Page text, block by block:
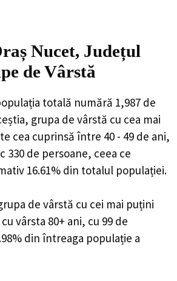
Nucet, Județul
de Vârstă
totală numără 1,987 de
grupa de vârstă cu cea mai
cea cuprinsă între 40 - 49 de ani,
330 de persoane, ceea ce
16.61% din totalul populației.
de vârstă cu cei mai puțini
vârsta 80+ ani, cu 99 de
din întreaga populație a